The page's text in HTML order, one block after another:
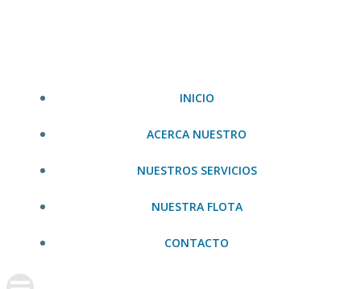
INICIO
ACERCA NUESTRO
NUESTROS SERVICIOS
NUESTRA FLOTA
CONTACTO